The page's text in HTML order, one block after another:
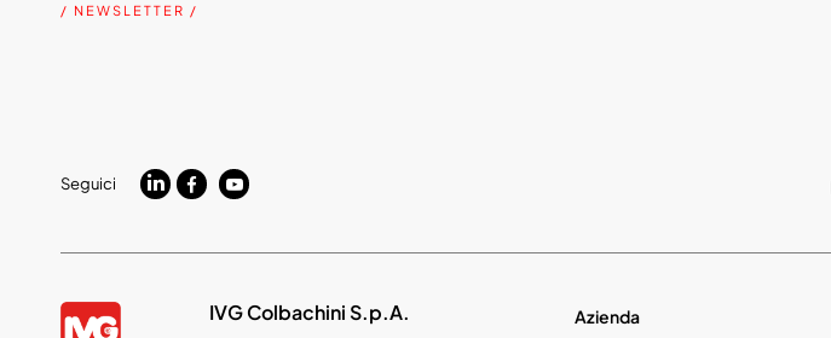
/ NEWSLETTER /
Seguici
IVG Colbachini S.p.A. Azienda